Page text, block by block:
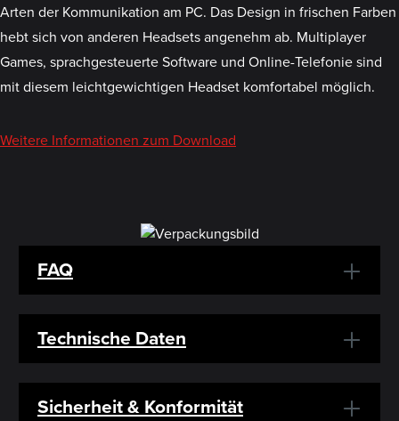
Arten der Kommunikation am PC. Das Design in frischen Farben
hebt sich von anderen Headsets angenehm ab. Multiplayer
Games, sprachgesteuerte Software und Online-Telefonie sind
mit diesem leichtgewichtigen Headset komfortabel möglich.
Weitere Informationen zum Download
FAQ
Technische Daten
Sicherheit & Konformität